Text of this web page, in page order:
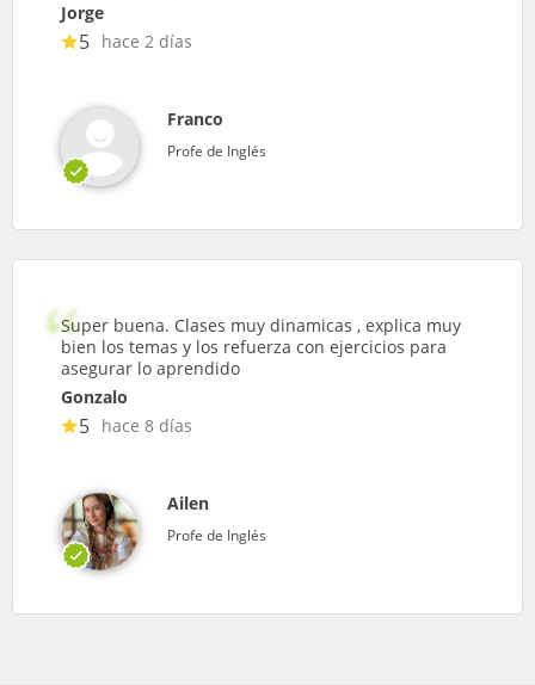
Jorge
5 hace 2 días
Franco
Profe de Inglés
Super buena. Clases muy dinamicas , explica muy
bien los temas y los refuerza con ejercicios para
asegurar lo aprendido
Gonzalo
5 hace 8 días
Ailen
Profe de Inglés